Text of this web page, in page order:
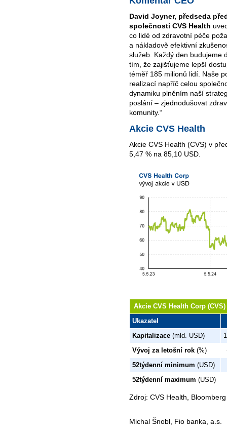
David Joyner, předseda
společnosti CVS Health
co lidé od zdravotní péče
a nákladově efektivní
služeb. Každý den budujeme
tím, že zajišťujeme lepší
téměř 185 milionů lidí. Naše
realizací napříč celou
dynamiku plněním naší
poslání – zjednodušovat
komunity.“
Akcie CVS Health
Akcie CVS Health (CVS) v
5,47 % na 85,10 USD.
Akcie CVS Health Corp
Ukazatel
Kapitalizace (mld. USD)
Vývoj za letošní rok (%)
52týdenní minimum (USD)
52týdenní maximum (USD)
Zdroj: CVS Health, Bloomberg
Michal Šnobl, Fio banka, a.s.